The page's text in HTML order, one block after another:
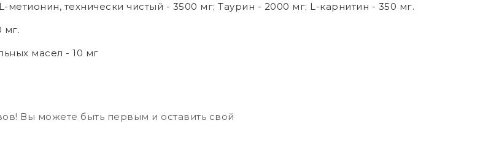
технически чистый - 3500 мг; Таурин - 2000 мг; L-карнитин - 350 мг.
мг.
масел - 10 мг
Вы можете быть первым и оставить свой